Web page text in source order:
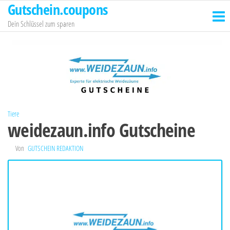
Zum
Inhalt
springen
Gutschein.coupons
Dein Schlüssel zum sparen
Tiere
weidezaun.info Gutscheine
Von GUTSCHEIN REDAKTION